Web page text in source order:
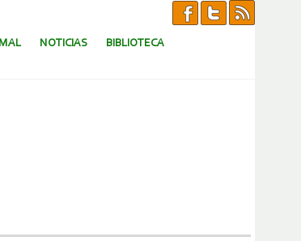
NOTICIAS BIBLIOTECA